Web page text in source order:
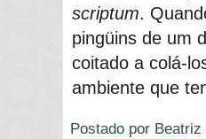
scriptum.
pingüins de um
coitado a colá-
ambiente que
Postado por Beatriz